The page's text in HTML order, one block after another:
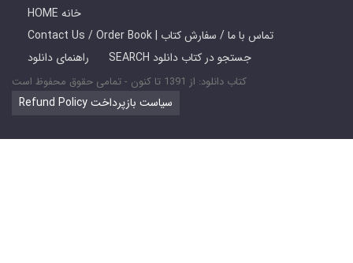
HOME خانه
Contact Us / Order Book | تماس با ما / سفارش کتاب
راهنمای دانلود
SEARCH جستجو در کتاب دانلود
کتاب دانلود: از 1391 تا کنون - تمامی حقوق محفوظ است
Refund Policy سیاست بازپرداخت